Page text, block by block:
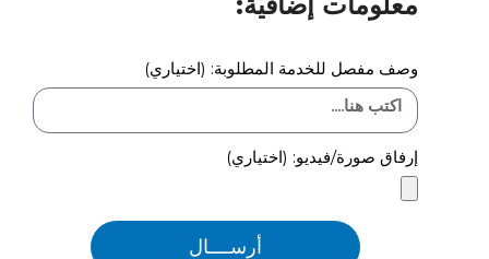
وصف مفصل للخدمة المطلوبة: (اختياري)
إرفاق صورة/فيديو: (اختياري)
أرســــال